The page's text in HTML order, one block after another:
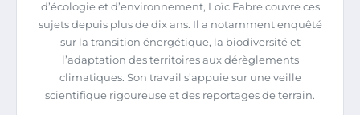
d’écologie et d’environnement, Loïc Fabre couvre ces
sujets depuis plus de dix ans. Il a notamment enquêté
sur la transition énergétique, la biodiversité et
l’adaptation des territoires aux dérèglements
climatiques. Son travail s’appuie sur une veille
scientifique rigoureuse et des reportages de terrain.